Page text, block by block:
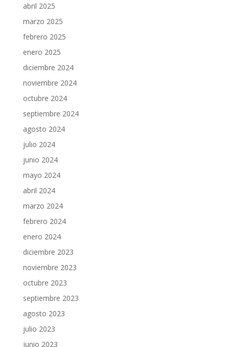
abril 2025
marzo 2025
febrero 2025
enero 2025
diciembre 2024
noviembre 2024
octubre 2024
septiembre 2024
agosto 2024
julio 2024
junio 2024
mayo 2024
abril 2024
marzo 2024
febrero 2024
enero 2024
diciembre 2023
noviembre 2023
octubre 2023
septiembre 2023
agosto 2023
julio 2023
junio 2023